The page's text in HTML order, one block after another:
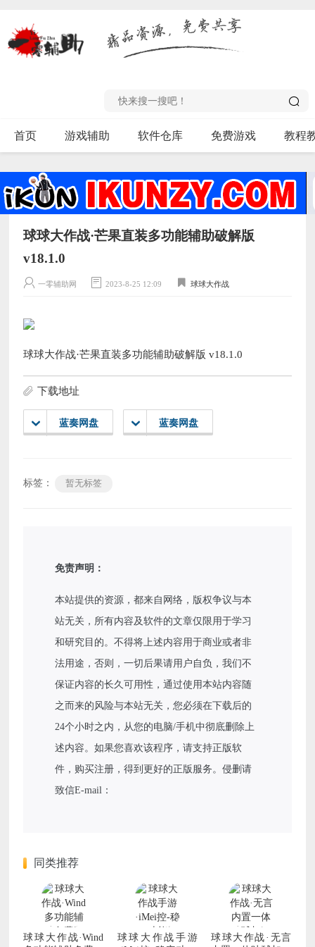
首页 游戏辅助 软件仓库 免费游戏 教程
球球大作战·芒果直装多功能辅助破解版
v18.1.0
一零辅助网 2023-8-25 12:09 球球大作战
球球大作战·芒果直装多功能辅助破解版 v18.1.0
下载地址
蓝奏网盘 蓝奏网盘
标签： 暂无标签
免责声明：
本站提供的资源，都来自网络，版权争议与本
站无关，所有内容及软件的文章仅限用于学习
和研究目的。不得将上述内容用于商业或者非
法用途，否则，一切后果请用户自负，我们不
保证内容的长久可用性，通过使用本站内容随
之而来的风险与本站无关，您必须在下载后的
24个小时之内，从您的电脑/手机中彻底删除上
述内容。如果您喜欢该程序，请支持正版软
件，购买注册，得到更好的正版服务。侵删请
致信E-mail：
同类推荐
球球大作战·Wind
球球大作战手游
球球大作战·无言